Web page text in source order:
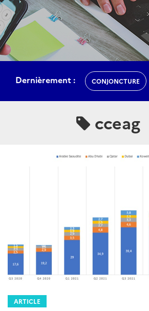
Dernièrement : CONJONCTURE
cceag
ARTICLE